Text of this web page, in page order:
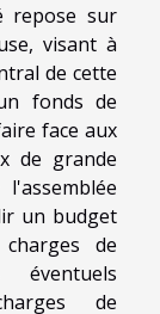
repose sur
visant à
de cette
fonds de
face aux
de grande
un budget
de
de